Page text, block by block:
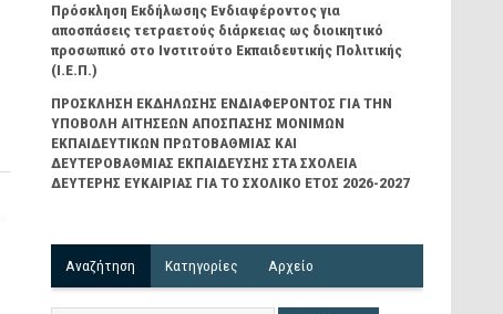
Πρόσκληση Εκδήλωσης Ενδιαφέροντος για
αποσπάσεις τετραετούς διάρκειας ως διοικητικό
προσωπικό στο Ινστιτούτο Εκπαιδευτικής Πολιτικής
(Ι.Ε.Π.)
ΠΡΟΣΚΛΗΣΗ ΕΚΔΗΛΩΣΗΣ ΕΝΔΙΑΦΕΡΟΝΤΟΣ ΓΙΑ ΤΗΝ
ΥΠΟΒΟΛΗ ΑΙΤΗΣΕΩΝ ΑΠΟΣΠΑΣΗΣ ΜΟΝΙΜΩΝ
ΕΚΠΑΙΔΕΥΤΙΚΩΝ ΠΡΩΤΟΒΑΘΜΙΑΣ ΚΑΙ
ΔΕΥΤΕΡΟΒΑΘΜΙΑΣ ΕΚΠΑΙΔΕΥΣΗΣ ΣΤΑ ΣΧΟΛΕΙΑ
ΔΕΥΤΕΡΗΣ ΕΥΚΑΙΡΙΑΣ ΓΙΑ ΤΟ ΣΧΟΛΙΚΟ ΕΤΟΣ 2026-2027
Αναζήτηση Kατηγορίες Αρχείο